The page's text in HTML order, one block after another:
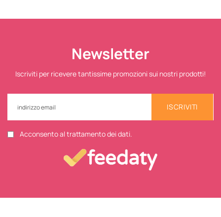
Newsletter
Iscriviti per ricevere tantissime promozioni sui nostri prodotti!
ISCRIVITI
Acconsento al trattamento dei dati.